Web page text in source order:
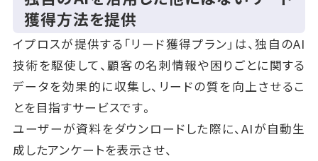
獲得方法を提供
イプロスが提供する「リード獲得プラン」は、独自のAI
技術を駆使して、顧客の名刺情報や困りごとに関する
データを効果的に収集し、リードの質を向上させるこ
とを目指すサービスです。
ユーザーが資料をダウンロードした際に、AIが自動生
成したアンケートを表示させ、